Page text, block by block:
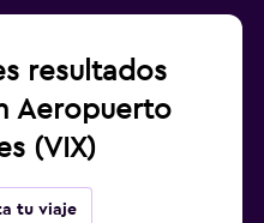
resultados
Aeropuerto
(VIX)
tu viaje